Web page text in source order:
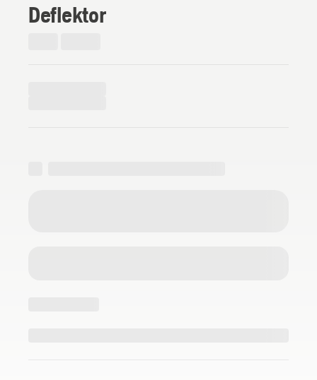
Deflektor